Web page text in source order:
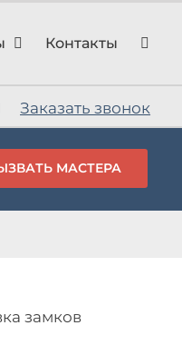
Контакты
Заказать звонок
МАСТЕРА